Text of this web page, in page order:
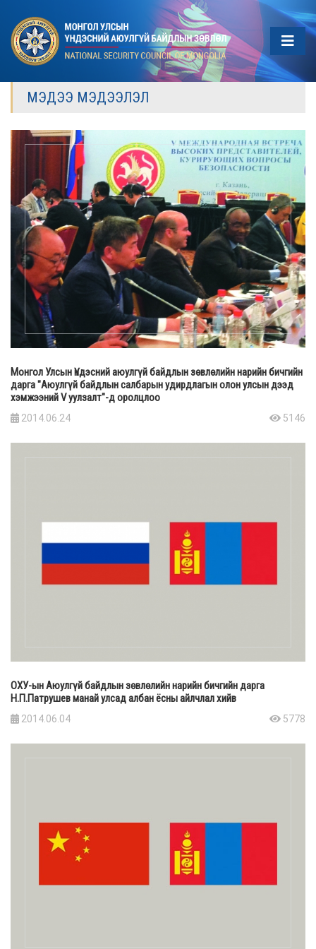
МЭДЭЭ МЭДЭЭЛЭЛ
Монгол Улсын Үндэсний аюулгүй байдлын зөвлөлийн нарийн бичгийн
дарга "Аюулгүй байдлын салбарын удирдлагын олон улсын дээд
хэмжээний V уулзалт"-д оролцлоо
2014.06.24 5146
ОХУ-ын Аюулгүй байдлын зөвлөлийн нарийн бичгийн дарга
Н.П.Патрушев манай улсад албан ёсны айлчлал хийв
2014.06.04 5778